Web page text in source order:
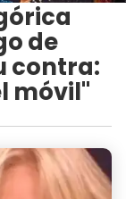
de
contra:
móvil"